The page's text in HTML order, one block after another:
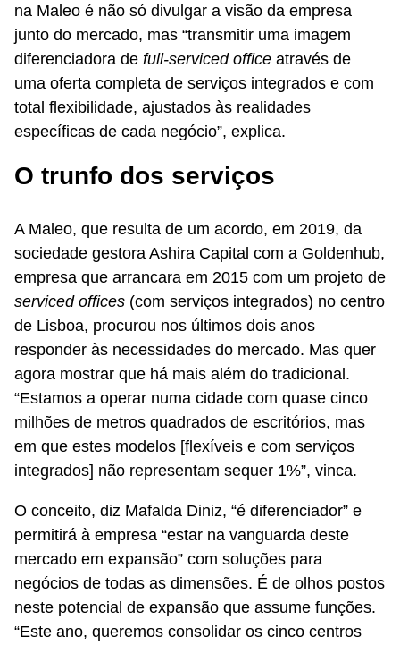
na Maleo é não só divulgar a visão da empresa
junto do mercado, mas “transmitir uma imagem
diferenciadora de full-serviced office através de
uma oferta completa de serviços integrados e com
total flexibilidade, ajustados às realidades
específicas de cada negócio”, explica.
O trunfo dos serviços
A Maleo, que resulta de um acordo, em 2019, da
sociedade gestora Ashira Capital com a Goldenhub,
empresa que arrancara em 2015 com um projeto de
serviced offices (com serviços integrados) no centro
de Lisboa, procurou nos últimos dois anos
responder às necessidades do mercado. Mas quer
agora mostrar que há mais além do tradicional.
“Estamos a operar numa cidade com quase cinco
milhões de metros quadrados de escritórios, mas
em que estes modelos [flexíveis e com serviços
integrados] não representam sequer 1%”, vinca.
O conceito, diz Mafalda Diniz, “é diferenciador” e
permitirá à empresa “estar na vanguarda deste
mercado em expansão” com soluções para
negócios de todas as dimensões. É de olhos postos
neste potencial de expansão que assume funções.
“Este ano, queremos consolidar os cinco centros